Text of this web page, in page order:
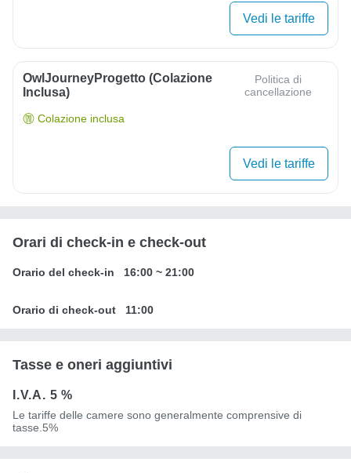
Vedi le tariffe
OwlJourneyProgetto (colazione
Inclusa)
Politica di
cancellazione
Colazione inclusa
Vedi le tariffe
Orari di check-in e check-out
Orario del check-in 16:00 ~ 21:00
Orario di check-out 11:00
Tasse e oneri aggiuntivi
I.V.A. 5 %
Le tariffe delle camere sono generalmente comprensive di
tasse.5%